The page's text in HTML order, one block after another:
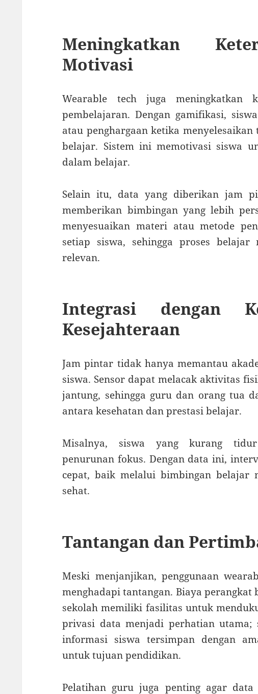
Meningkatkan
Motivasi
Wearable tech juga meningkatkan
pembelajaran. Dengan gamifikasi,
atau penghargaan ketika
belajar. Sistem ini memotivasi siswa
dalam belajar.
Selain itu, data yang diberikan jam
memberikan bimbingan yang lebih
menyesuaikan materi atau metode
setiap siswa, sehingga proses
relevan.
Integrasi dengan
Kesejahteraan
Jam pintar tidak hanya memantau
siswa. Sensor dapat melacak aktivitas
jantung, sehingga guru dan orang tua
antara kesehatan dan prestasi belajar.
Misalnya, siswa yang kurang
penurunan fokus. Dengan data ini,
cepat, baik melalui bimbingan belajar
sehat.
Tantangan dan
Meski menjanjikan, penggunaan
menghadapi tantangan. Biaya perangkat
sekolah memiliki fasilitas untuk
privasi data menjadi perhatian utama;
informasi siswa tersimpan dengan
untuk tujuan pendidikan.
Pelatihan guru juga penting agar